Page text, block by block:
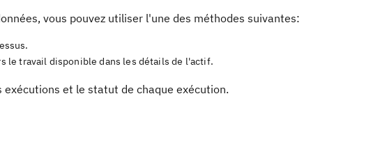
vous pouvez utiliser l'une des méthodes suivantes:
le travail disponible dans les détails de l'actif.
exécutions et le statut de chaque exécution.